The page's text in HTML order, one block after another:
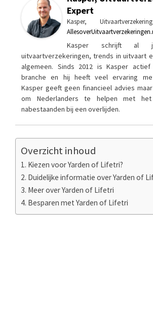
Expert
Kasper,
Kasper schrijft al
uitvaartverzekeringen, trends in uitvaart
algemeen. Sinds 2012 is Kasper
branche en hij heeft veel ervaring
Kasper geeft geen financieel advies
om Nederlanders te helpen met
nabestaanden bij een overlijden.
Overzicht inhoud
Kiezen voor Yarden of Lifetri?
Duidelijke informatie over Yarden of
Meer over Yarden of Lifetri
Besparen met Yarden of Lifetri